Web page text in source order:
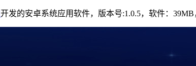
开发的安卓系统应用软件，版本号:1.0.5，软件：